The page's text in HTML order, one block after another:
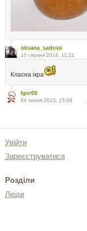
oksana_sadova
10 серпня 2014, 11:21
Класна ікра
Igor69
24 липня 2015, 15:09
Увійти
Зареєструватися
Розділи
Люди